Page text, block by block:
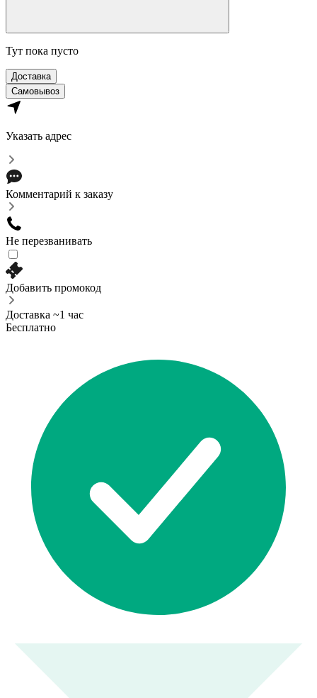
Тут пока пусто
Доставка
Самовывоз
Указать адрес
Комментарий к заказу
Не перезванивать
Добавить промокод
Доставка ~1 час
Бесплатно